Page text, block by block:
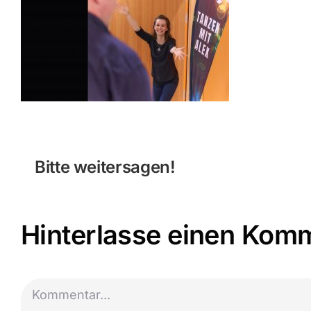
Bitte weitersagen!
Hinterlasse einen
Kommentar